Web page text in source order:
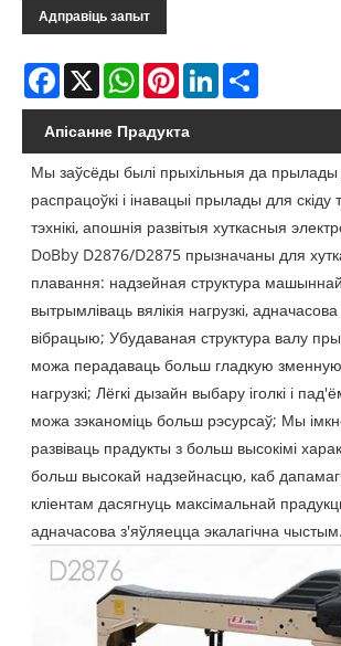
Адправіць запыт
Facebook
X WhatsAppPinterestLinkedIn
Апісанне Прадукта
Мы заўсёды былі прыхільныя да прылады
распрацоўкі і інавацыі прылады для скіду
тэхнікі, апошнія развітыя хуткасныя
DoBby D2876/D2875 прызначаны для
плавання: надзейная структура
вытрымліваць вялікія нагрузкі,
вібрацыю; Убудаваная структура валу
можа перадаваць больш гладкую зменную
нагрузкі; Лёгкі дызайн выбару іголкі і
можа зэканоміць больш рэсурсаў; Мы
развіваць прадукты з больш высокімі
больш высокай надзейнасцю, каб
кліентам дасягнуць максімальнай
адначасова з'яўляецца экалагічна чыстым.